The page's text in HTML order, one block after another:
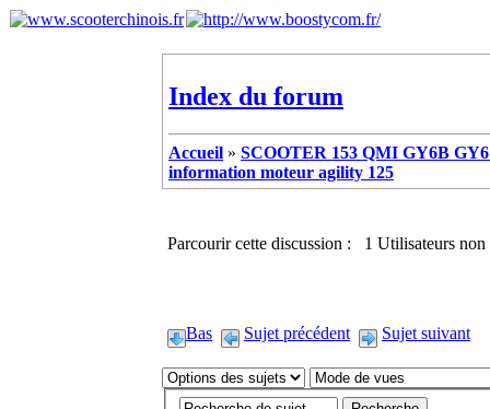
Index du forum
Accueil » SCOOTER 153 QMI GY6B
information moteur agility 125
Parcourir cette discussion : 1 Utilisateurs non
Bas Sujet précédent Sujet suivant